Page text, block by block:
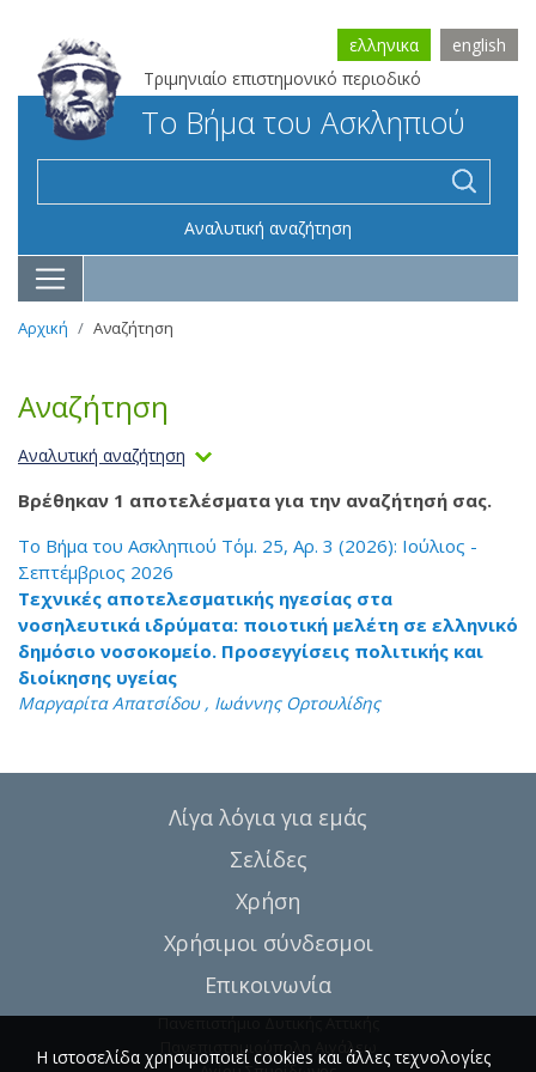
Τριμηνιαίο επιστημονικό περιοδικό
ελληνικα english
Το Βήμα του Ασκληπιού
Αναλυτική αναζήτηση
Αρχική Αναζήτηση
Αναζήτηση
Αναλυτική αναζήτηση
Βρέθηκαν 1 αποτελέσματα για την αναζήτησή σας.
Το Βήμα του Ασκληπιού Τόμ. 25, Αρ. 3 (2026): Ιούλιος -
Σεπτέμβριος 2026
Τεχνικές αποτελεσματικής ηγεσίας στα
νοσηλευτικά ιδρύματα: ποιοτική μελέτη σε ελληνικό
δημόσιο νοσοκομείο. Προσεγγίσεις πολιτικής και
διοίκησης υγείας
Μαργαρίτα Απατσίδου , Ιωάννης Ορτουλίδης
Λίγα λόγια για εμάς
Σελίδες
Χρήση
Χρήσιμοι σύνδεσμοι
Επικοινωνία
Πανεπιστήμιο Δυτικής Αττικής
Πανεπιστημιούπολη Αιγάλεω
Η ιστοσελίδα χρησιμοποιεί cookies και άλλες τεχνολογίες